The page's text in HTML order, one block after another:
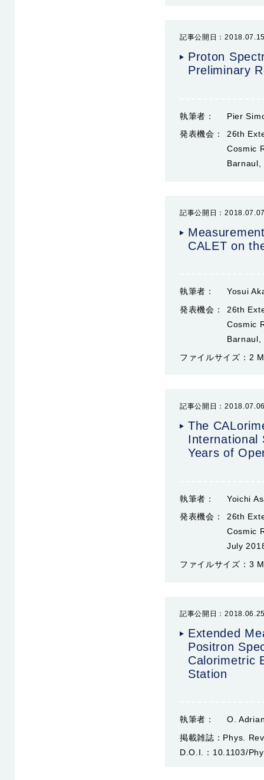
記事公開日：
Proton
Preliminary
執筆者：
Pier
発表機会：
26th
Cosmic
Barnaul,
記事公開日：
CALET on
執筆者：
Yosui
発表機会：
26th
Cosmic
Barnaul,
ファイルサイズ： 2
記事公開日：
The
International
Years of
執筆者：
Yoichi
発表機会：
26th
Cosmic
July
ファイルサイズ： 3
記事公開日：
Extended
Positron
Calorimetric
Station
執筆者：
O.
掲載雑誌： Phys.
D.O.I.： 10.1103/